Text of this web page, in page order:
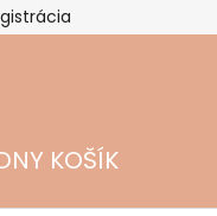
a reklamácie
KOŠÍK